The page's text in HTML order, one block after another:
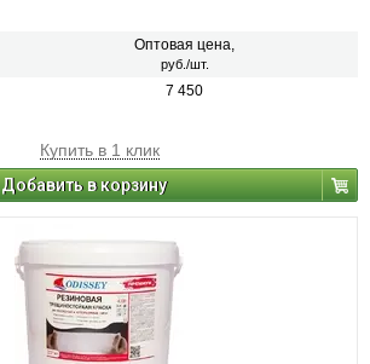
Оптовая цена,
руб./шт.
7 450
Купить в 1 клик
Добавить в корзину